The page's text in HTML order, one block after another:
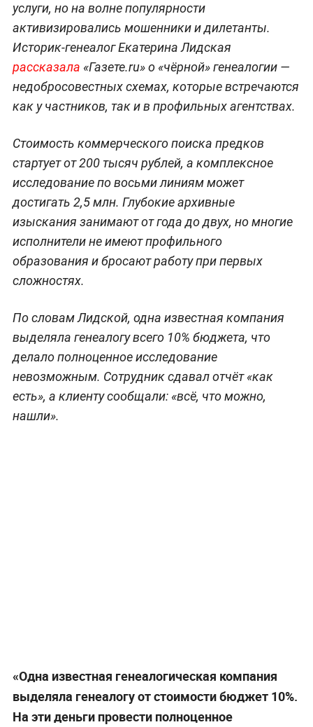
услуги, но на волне популярности
активизировались мошенники и дилетанты.
Историк-генеалог Екатерина Лидская
рассказала «Газете.ru» о «чёрной» генеалогии —
недобросовестных схемах, которые встречаются
как у частников, так и в профильных агентствах.
Стоимость коммерческого поиска предков
стартует от 200 тысяч рублей, а комплексное
исследование по восьми линиям может
достигать 2,5 млн. Глубокие архивные
изыскания занимают от года до двух, но многие
исполнители не имеют профильного
образования и бросают работу при первых
сложностях.
По словам Лидской, одна известная компания
выделяла генеалогу всего 10% бюджета, что
делало полноценное исследование
невозможным. Сотрудник сдавал отчёт «как
есть», а клиенту сообщали: «всё, что можно,
нашли».
«Одна известная генеалогическая компания
выделяла генеалогу от стоимости бюджет 10%.
На эти деньги провести полноценное